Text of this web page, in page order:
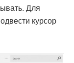
Для
курсор